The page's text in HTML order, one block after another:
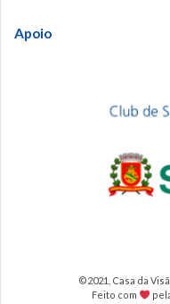
Apoio
©2021, Casa da
Feito com